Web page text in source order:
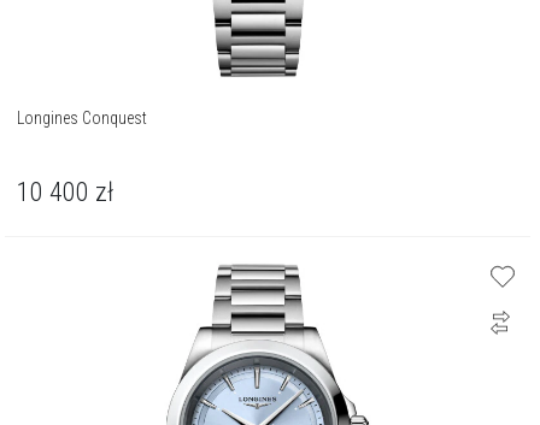
Longines Conquest
10 400 zł